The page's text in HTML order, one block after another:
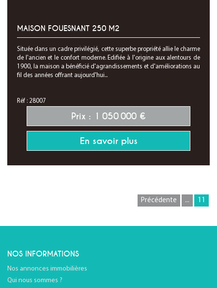
MAISON FOUESNANT 250 M2
Située dans un cadre privilégié, cette superbe propriété allie le charme
de l'ancien et le confort moderne. Edifiée à l'origine aux alentours de
1900, la maison a bénéficié d'agrandissements et d'améliorations au
fil des années offrant aujourd'hui...
Réf : 28007
Prix : 1 050 000 €
En savoir plus
Précédente ... 11
NOS INFORMATIONS
Nos annonces immobilières
Qui nous sommes ?